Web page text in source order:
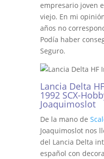
empresario joven
viejo. En mi
años no
Podía haber
Seguro.
Lancia Delta
1992 SCX-
Joaquimoslot
De la mano de
Joaquimoslot nos
del Lancia Delta
español con